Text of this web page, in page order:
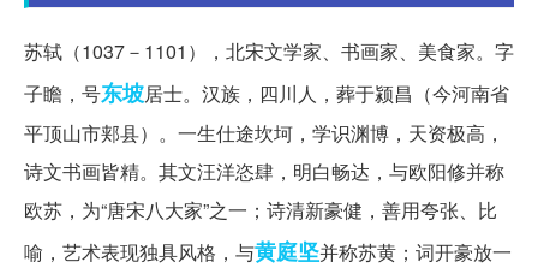
苏轼（1037－1101），北宋文学家、书画家、美食家。字
子瞻，号东坡居士。汉族，四川人，葬于颍昌（今河南省
平顶山市郏县）。一生仕途坎坷，学识渊博，天资极高，
诗文书画皆精。其文汪洋恣肆，明白畅达，与欧阳修并称
欧苏，为“唐宋八大家”之一；诗清新豪健，善用夸张、比
喻，艺术表现独具风格，与黄庭坚并称苏黄；词开豪放一